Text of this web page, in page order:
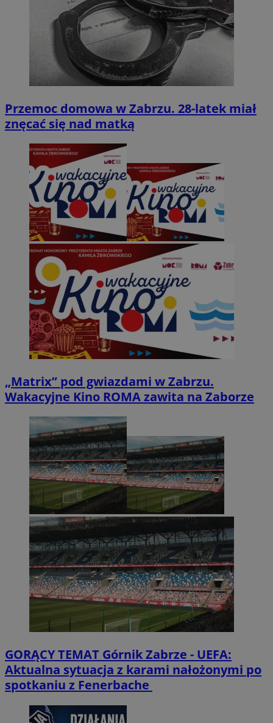
Przemoc domowa w Zabrzu. 28-latek miał
znęcać się nad matką
„Matrix” pod gwiazdami w Zabrzu.
Wakacyjne Kino ROMA zawita na Zaborze
GORĄCY TEMAT Górnik Zabrze - UEFA:
Aktualna sytuacja z karami nałożonymi po
spotkaniu z Fenerbache